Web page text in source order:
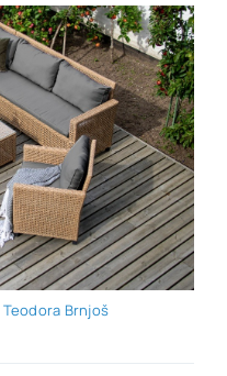
Teodora Brnjoš